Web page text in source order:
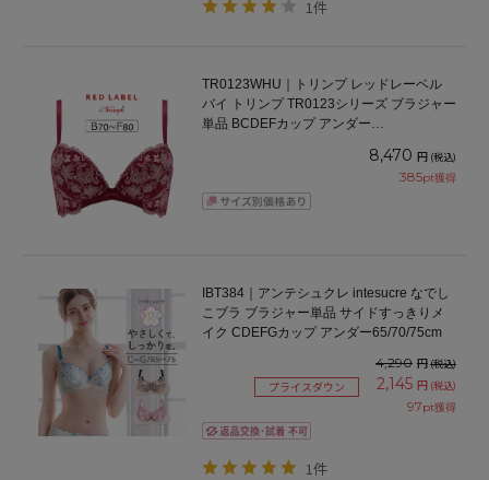
1件
TR0123WHU｜トリンプ レッドレーベル
バイ トリンプ TR0123シリーズ ブラジャー
単品 BCDEFカップ アンダー
8,470 円 (税込)
385pt獲得
IBT384｜アンテシュクレ intesucre なでし
こブラ ブラジャー単品 サイドすっきりメ
イク CDEFGカップ アンダー65/70/75cm
4,290 円(税込)
プライスダウン 2,145 円 (税込)
97pt獲得
1件